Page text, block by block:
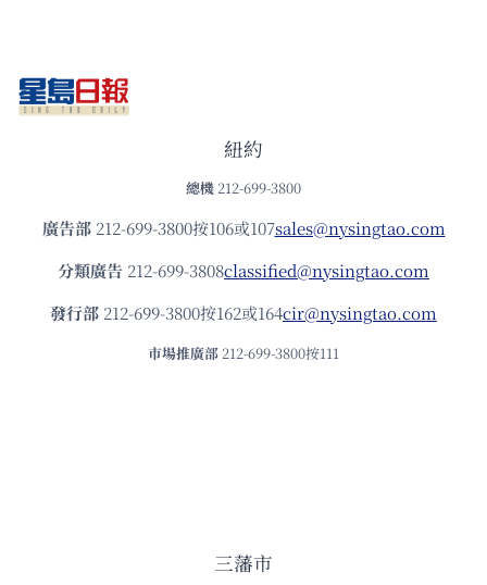
紐約
總機 212-699-3800
廣告部212-699-3800按106或107sales@nysingtao.com
分類廣告 212-699-3808classified@nysingtao.com
發⾏部 212-699-3800按162或164cir@nysingtao.com
市場推廣部 212-699-3800按111
三藩市